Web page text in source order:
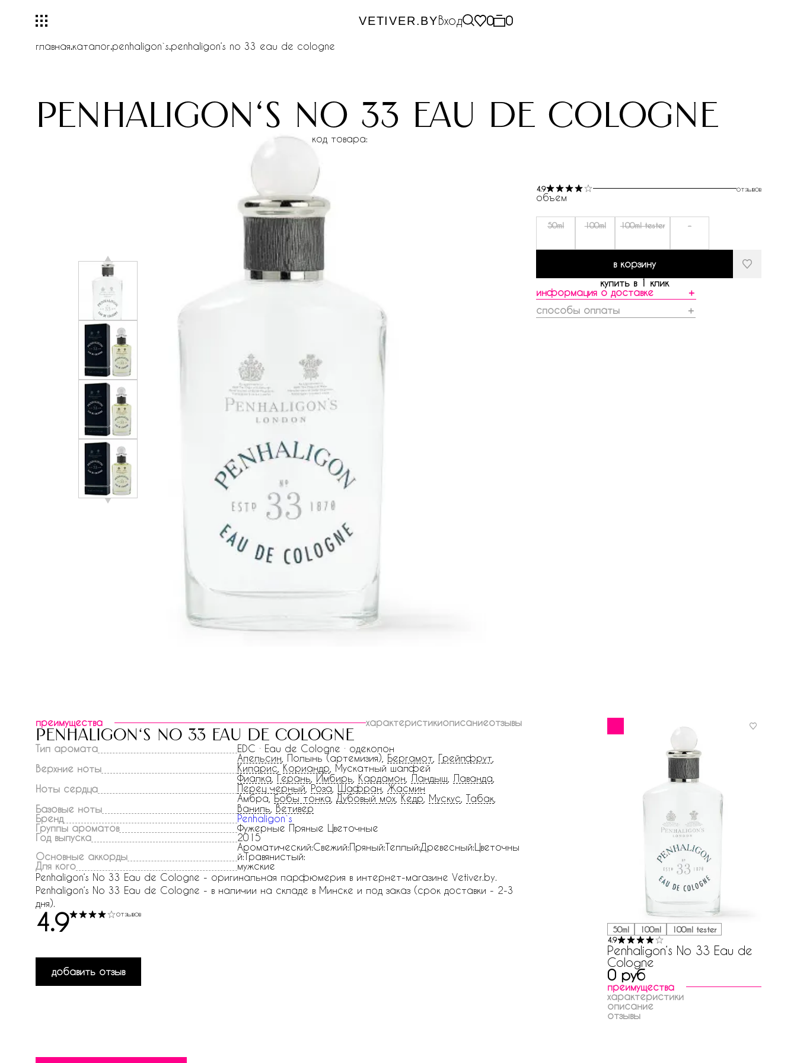
VETIVER.BYВход 0 0
главная.каталог.penhaligon`s.penhaligon‘s no 33 eau de cologne
penhaligon‘s no 33 eau de cologne
код товара:
4.9 отзывов
объем
50ml 100ml 100ml tester -
в корзину
купить в 1 клик
информация о доставке
＋
способы оплаты
＋
преимущества характеристикиописаниеотзывы
penhaligon‘s no 33 eau de cologne
Тип аромата
EDC · Eau de Cologne · одеколон
Верхние ноты
Апельсин , Полынь (артемизия), Бергамот Грейпфрут
Кипарис Кориандр , Мускатный шалфей
Ноты сердца
Фиалка Герань Имбирь Кардамон Ландыш Лаванда
Перец черный Роза Шафран Жасмин
Базовые ноты
Амбра, Бобы тонка Дубовый мох Кедр Мускус Табак
Ваниль Ветивер
Бренд
Penhaligon`s
Группы ароматов
Фужерные Пряные Цветочные
Год выпуска
2015
Основные аккорды
Ароматический:Свежий:Пряный:Теплый:Древесный:Цветочны
й:Травянистый:
Для кого
мужские
Penhaligon‘s No 33 Eau de Cologne - оригинальная парфюмерия в интернет-магазине Vetiver.by.
Penhaligon‘s No 33 Eau de Cologne - в наличии на складе в Минске и под заказ (срок доставки - 2-3
дня).
4.9 отзывов
добавить отзыв
50ml 100ml 100ml tester
4.9
Penhaligon‘s No 33 Eau de
Cologne
0 руб
преимущества
характеристики
описание
отзывы